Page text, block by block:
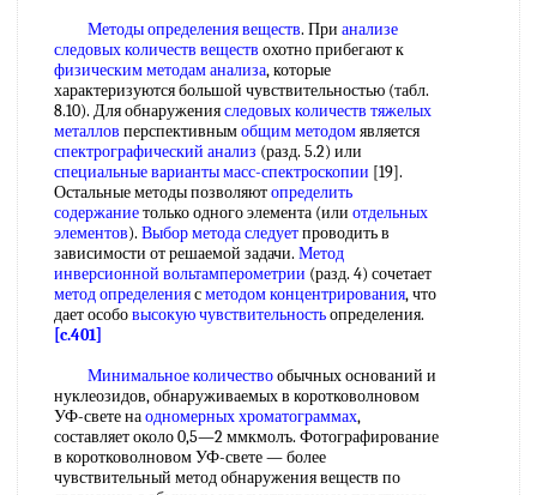
Методы определения веществ. При анализе
следовых количеств веществ охотно прибегают к
физическим методам анализа, которые
характеризуются большой чувствительностью (табл.
8.10). Для обнаруженияследовых количеств тяжелых
металлов перспективнымобщим методомявляется
спектрографический анализ (разд. 5.2) или
специальные вариантымасс-спектроскопии [19].
Остальные методы позволяютопределить
содержаниетолько одного элемента (или отдельных
элементов). Выбор метода следуетпроводить в
зависимости от решаемой задачи. Метод
инверсионной вольтамперометрии (разд. 4) сочетает
метод определениясметодом концентрирования, что
дает особовысокую чувствительностьопределения.
[c.401]
Минимальное количествообычных оснований и
нуклеозидов, обнаруживаемых в коротковолновом
УФ-свете наодномерных хроматограммах,
составляет около 0,5—2 ммкмолъ. Фотографирование
в коротковолновом УФ-свете — более
чувствительный метод обнаружения веществ по